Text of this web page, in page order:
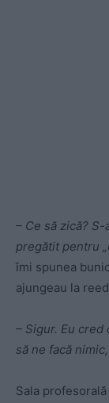
– Ce să zică?
pregătit pentru
îmi spunea
ajungeau la
– Sigur. Eu cred
să ne facă
Sala